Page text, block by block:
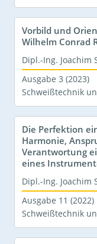
Vorbild und
Wilhelm Conrad
Dipl.-Ing. Joachim
Ausgabe 3 (2023)
Schweißtechnik
Die Perfektion
Harmonie,
Verantwortung
eines
Dipl.-Ing. Joachim
Ausgabe 11 (2022)
Schweißtechnik